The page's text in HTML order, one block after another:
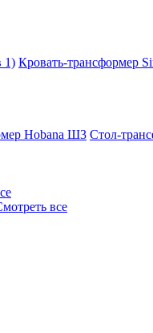
1) Кровать-трансформер
Hobana Ш3 Стол-
все